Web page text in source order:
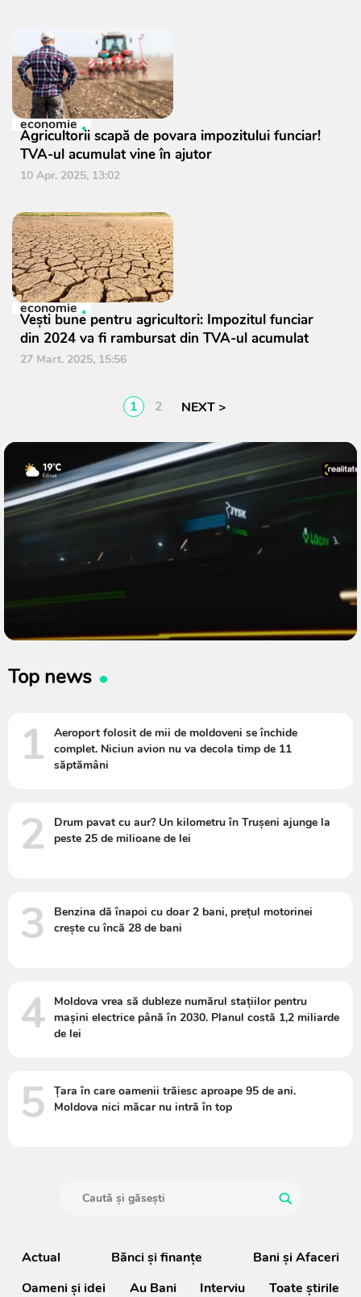
economie
Agricultorii scapă de povara impozitului funciar!
TVA-ul acumulat vine în ajutor
10 Apr. 2025, 13:02
economie
Vești bune pentru agricultori: Impozitul funciar
din 2024 va fi rambursat din TVA-ul acumulat
27 Mart. 2025, 15:56
1 2
Top news
1
Aeroport folosit de mii de moldoveni se închide
complet. Niciun avion nu va decola timp de 11
săptămâni
2
Drum pavat cu aur? Un kilometru în Trușeni ajunge la
peste 25 de milioane de lei
3
Benzina dă înapoi cu doar 2 bani, prețul motorinei
crește cu încă 28 de bani
4
Moldova vrea să dubleze numărul stațiilor pentru
mașini electrice până în 2030. Planul costă 1,2 miliarde
de lei
5
Țara în care oamenii trăiesc aproape 95 de ani.
Moldova nici măcar nu intră în top
Actual Bănci şi finanţe
Bani și Afaceri
Oameni şi idei
Au Bani Interviu Toate știrile